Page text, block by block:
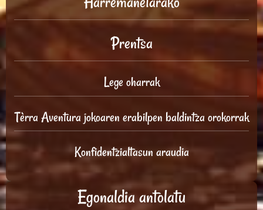
Prentsa
Lege oharrak
Tèrra Aventura jokoaren erabilpen baldintza orokorrak
Konfidentzialtasun araudia
Egonaldia antolatu